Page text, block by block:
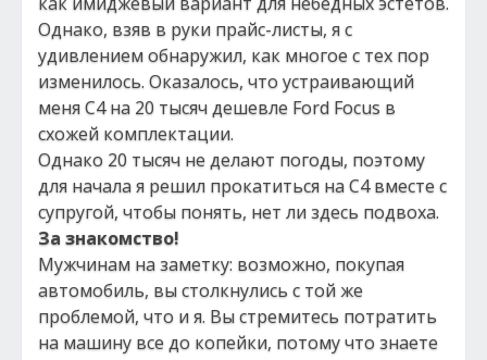
Однако, взяв в руки прайс-листы, я с
удивлением обнаружил, как многое с тех пор
изменилось. Оказалось, что устраивающий
меня C4 на 20 тысяч дешевле Ford Focus в
схожей комплектации.
Однако 20 тысяч не делают погоды, поэтому
для начала я решил прокатиться на C4 вместе с
супругой, чтобы понять, нет ли здесь подвоха.
За знакомство!
Мужчинам на заметку: возможно, покупая
автомобиль, вы столкнулись с той же
проблемой, что и я. Вы стремитесь потратить
на машину все до копейки, потому что знаете